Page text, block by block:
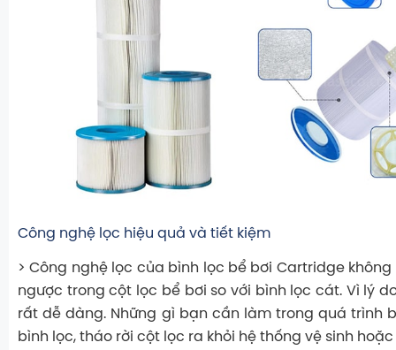
Công nghệ lọc hiệu quả và tiết kiệm
> Công nghệ lọc của bình lọc bể bơi Cartridge
ngược trong cột lọc bể bơi so với bình lọc cát. Vì lý
rất dễ dàng. Những gì bạn cần làm trong quá trình
bình lọc, tháo rời cột lọc ra khỏi hệ thống vệ sinh